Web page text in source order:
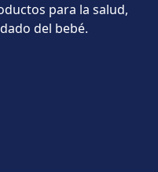
para la salud,
del bebé.